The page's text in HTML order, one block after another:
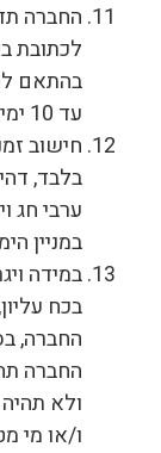
החברה
לכתובת
בהתאם
עד 10 ימי עסקים מיום ההזמנה
חישוב
בלבד,
ערבי חג
במניין
במידה
בכח
החברה,
החברה
ולא
ו/או מי